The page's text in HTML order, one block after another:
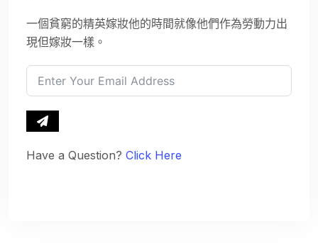
一個貧窮的精英嫁妝他的時間就像他們作為勞動力出
現但嫁妝一樣。
Have a Question? Click Here